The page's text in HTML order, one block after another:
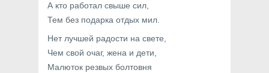
А кто работал свыше сил,
Тем без подарка отдых мил.
Нет лучшей радости на свете,
Чем свой очаг, жена и дети,
Малюток резвых болтовня